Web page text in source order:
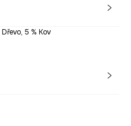
5 % Kov